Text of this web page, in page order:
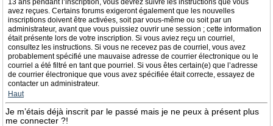
13 ans pendant l’inscription, vous devrez suivre les instructions que vous
avez reçues. Certains forums exigeront également que les nouvelles
inscriptions doivent être activées, soit par vous-même ou soit par un
administrateur, avant que vous puissiez ouvrir une session ; cette information
était présente lors de votre inscription. Si vous aviez reçu un courriel,
consultez les instructions. Si vous ne recevez pas de courriel, vous avez
probablement spécifié une mauvaise adresse de courrier électronique ou le
courriel a été filtré en tant que pourriel. Si vous êtes certain(e) que l’adresse
de courrier électronique que vous avez spécifiée était correcte, essayez de
contacter un administrateur.
Haut
Je m’étais déjà inscrit par le passé mais je ne peux à présent plus
me connecter ?!